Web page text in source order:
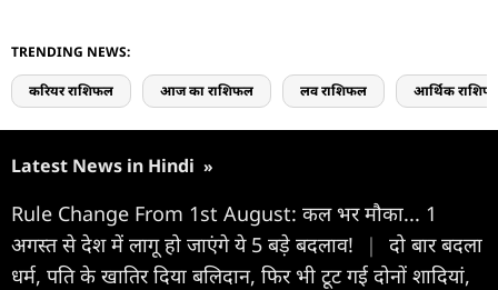
TRENDING NEWS:
करियर राशिफल आज का राशिफल लव राशिफल आर्थिक
Latest News in Hindi »
Rule Change From 1st August: कल भर मौका... 1
अगस्त से देश में लागू हो जाएंगे ये 5 बड़े बदलाव!
|
दो बार बदला
धर्म, पति के खातिर दिया बलिदान, फिर भी टूट गई दोनों शादियां,